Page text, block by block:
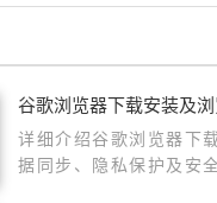
谷歌浏览器下载安装及
详细介绍谷歌浏览器下
据同步、隐私保护及安